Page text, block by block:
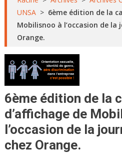
UNSA > 6ème édition de la
Mobilisnoo à l’occasion de la
Orange.
6ème édition de la
d’affichage de
l’occasion de la
chez Orange.